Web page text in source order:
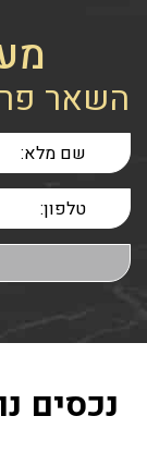
השאר
נכסים